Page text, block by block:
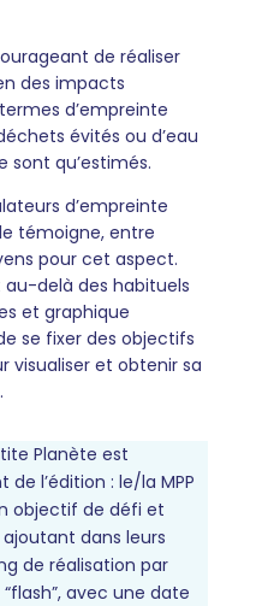
de réaliser
des impacts
d’empreinte
évités ou d’eau
sont qu’estimés.
d’empreinte
témoigne, entre
pour cet aspect.
au-delà des habituels
et graphique
se fixer des objectifs
visualiser et obtenir sa
Planète est
l’édition : le/la MPP
objectif de défi et
dans leurs
de réalisation par
avec une date